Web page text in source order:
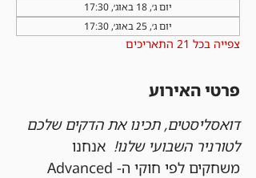
יום ג׳, 18 באוג׳, 17:30
יום ג׳, 25 באוג׳, 17:30
צפייה בכל 21 התאריכים
פרטי האירוע
דואסליסטים, תכינו את הדקים שלכם
לטורניר השבועי שלנו!
  אנחנו
משחקים לפי חוקי ה-Advanced